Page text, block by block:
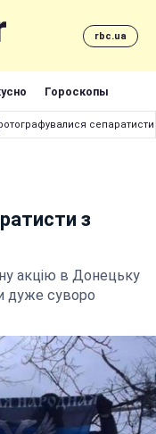
rbc.ua
Гороскопы
з
акцію в Донецьку
дуже суворо